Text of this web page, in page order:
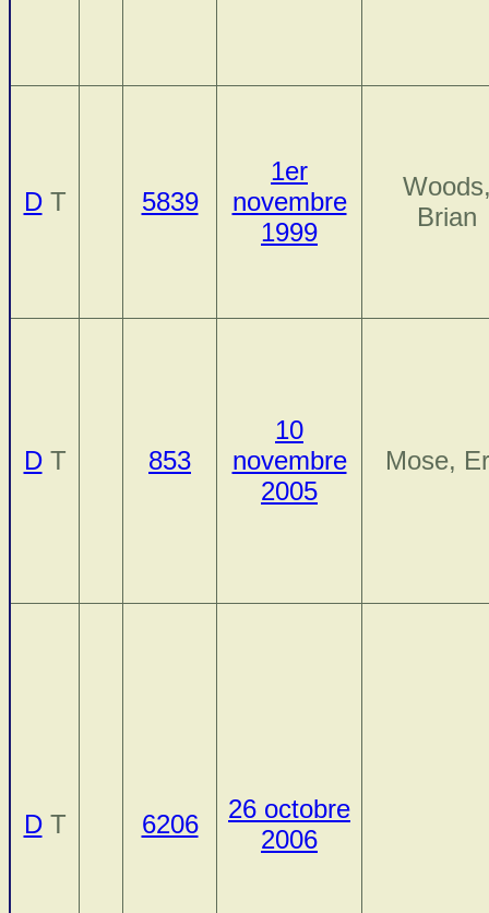
DT 5839
1er
novembre
1999
Brian
DT 853
10
novembre
2005
Mose,
DT 6206
26 octobre
2006